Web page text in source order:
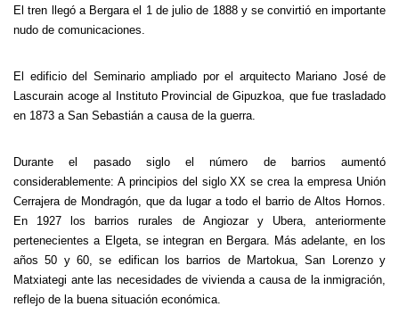
El tren llegó a Bergara el 1 de julio de 1888 y se convirtió en importante
nudo de comunicaciones.
El edificio del Seminario ampliado por el arquitecto Mariano José de
Lascurain acoge al Instituto Provincial de Gipuzkoa, que fue trasladado
en 1873 a San Sebastián a causa de la guerra.
Durante el pasado siglo el número de barrios aumentó
considerablemente: A principios del siglo XX se crea la empresa Unión
Cerrajera de Mondragón, que da lugar a todo el barrio de Altos Hornos.
En 1927 los barrios rurales de Angiozar y Ubera, anteriormente
pertenecientes a Elgeta, se integran en Bergara. Más adelante, en los
años 50 y 60, se edifican los barrios de Martokua, San Lorenzo y
Matxiategi ante las necesidades de vivienda a causa de la inmigración,
reflejo de la buena situación económica.